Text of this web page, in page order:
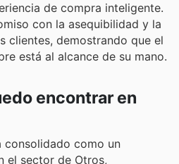
de compra inteligente.
con la asequibilidad y la
clientes, demostrando que el
está al alcance de su mano.
encontrar en
consolidado como un
el sector de Otros,